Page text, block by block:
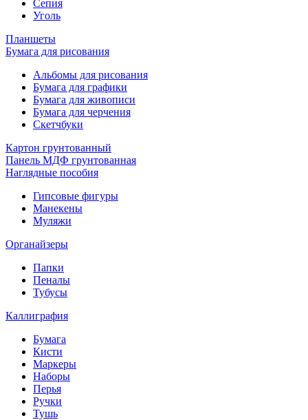
Сепия
Уголь
Планшеты
Бумага для рисования
Альбомы для рисования
Бумага для графики
Бумага для живописи
Бумага для черчения
Скетчбуки
Картон грунтованный
Панель МДФ грунтованная
Наглядные пособия
Гипсовые фигуры
Манекены
Муляжи
Органайзеры
Папки
Пеналы
Тубусы
Каллиграфия
Бумага
Кисти
Маркеры
Наборы
Перья
Ручки
Тушь